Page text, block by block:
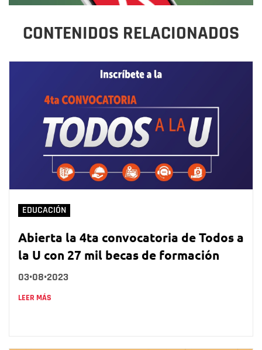
CONTENIDOS RELACIONADOS
EDUCACIÓN
Abierta la 4ta convocatoria de Todos a
la U con 27 mil becas de formación
03•08•2023
LEER MÁS